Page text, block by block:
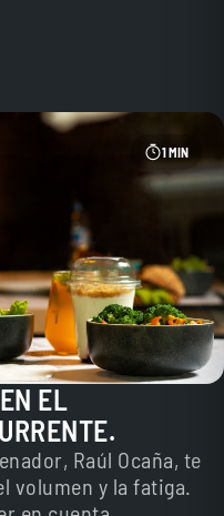
1 MIN
EL
Raúl Ocaña, te
volumen y la fatiga.